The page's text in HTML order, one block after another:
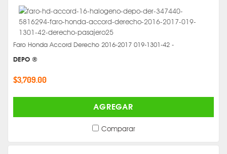
Faro Honda Accord Derecho 2016-2017 019-1301-42 -
DEPO ®
$3,709.00
AGREGAR
Comparar